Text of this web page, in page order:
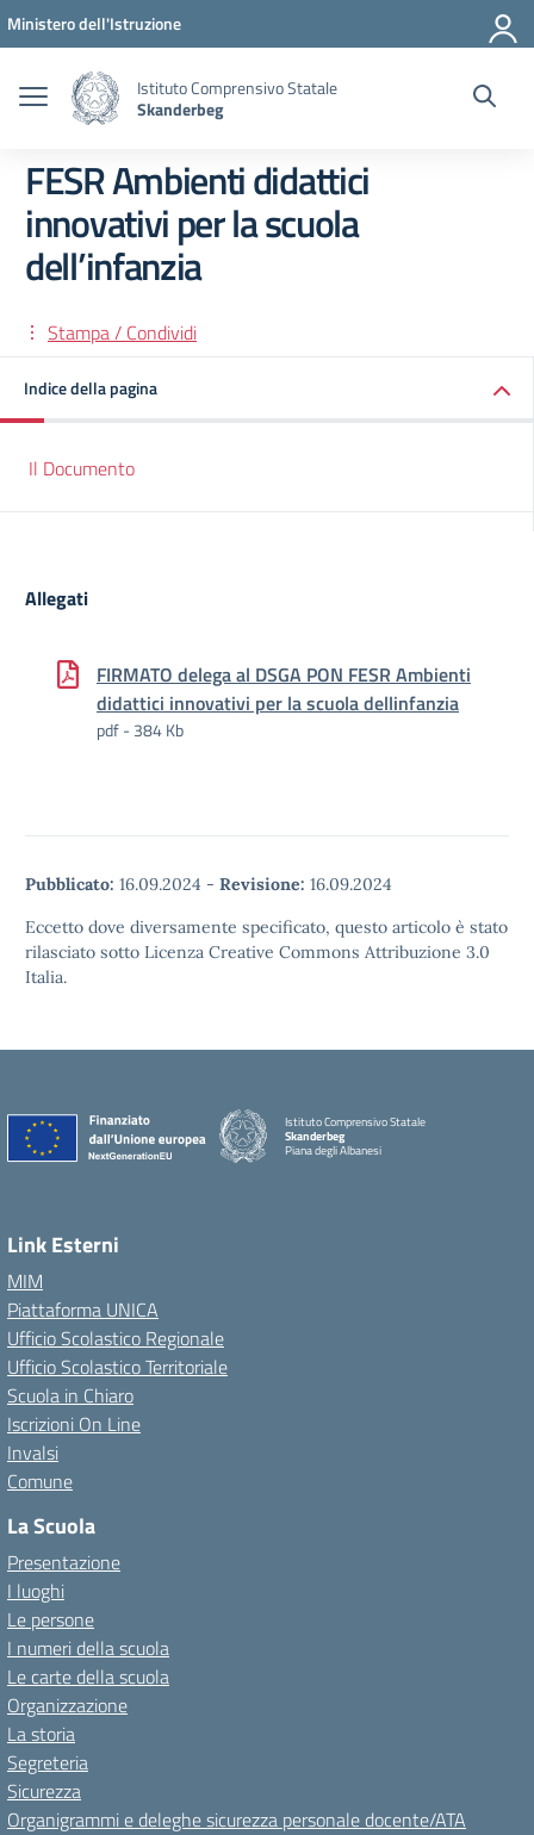
Vai ai contenuti
Vai al menu di navigazione
Vai al footer
Ministero dell'Istruzione
Istituto Comprensivo Statale
Skanderbeg
FESR Ambienti didattici
innovativi per la scuola
dell’infanzia
Stampa / Condividi
Indice della pagina
Il Documento
Allegati
FIRMATO delega al DSGA PON FESR Ambienti
didattici innovativi per la scuola dellinfanzia
pdf - 384 Kb
Pubblicato: 16.09.2024 - Revisione: 16.09.2024
Eccetto dove diversamente specificato, questo articolo è stato
rilasciato sotto Licenza Creative Commons Attribuzione 3.0
Italia.
Istituto Comprensivo Statale
Skanderbeg
Piana degli Albanesi
Link Esterni
MIM
Piattaforma UNICA
Ufficio Scolastico Regionale
Ufficio Scolastico Territoriale
Scuola in Chiaro
Iscrizioni On Line
Invalsi
Comune
La Scuola
Presentazione
I luoghi
Le persone
I numeri della scuola
Le carte della scuola
Organizzazione
La storia
Segreteria
Sicurezza
Organigrammi e deleghe sicurezza personale docente/ATA